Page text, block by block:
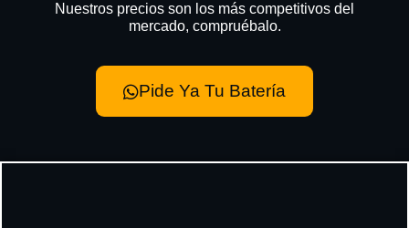
Nuestros precios son los más competitivos del
mercado, compruébalo.
Pide Ya Tu Batería